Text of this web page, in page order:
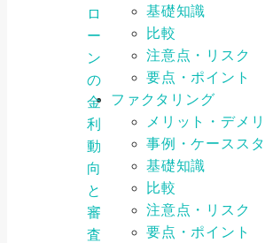
ロ
ー
ン
の
金
利
動
向
と
審
査
基礎知識
比較
注意点・リスク
要点・ポイント
ファクタリング
メリット・デメ
事例・ケースス
基礎知識
比較
注意点・リスク
要点・ポイント